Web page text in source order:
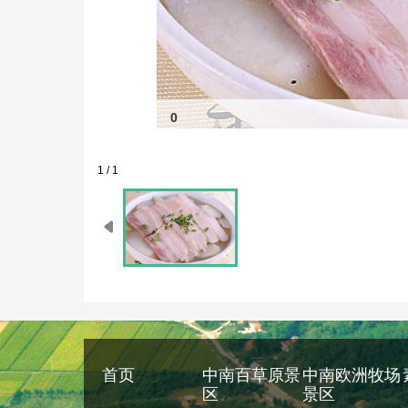
0
1 / 1
首页
中南百草原景
区
中南欧洲牧场
景区